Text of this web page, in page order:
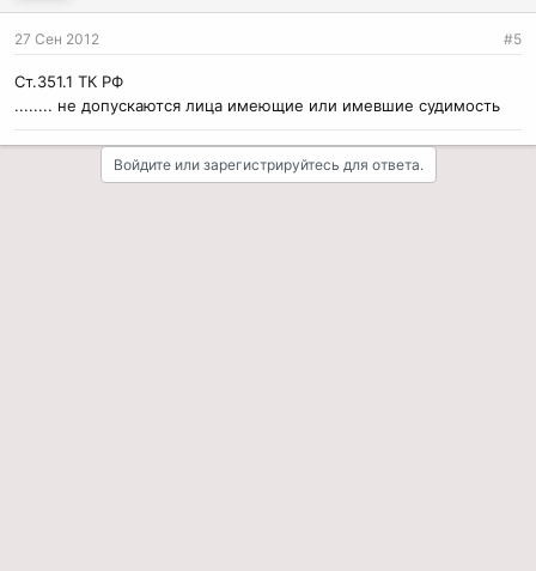
27 Сен 2012 #5
Ст.351.1 ТК РФ
........ не допускаются лица имеющие или имевшие судимость
Войдите или зарегистрируйтесь для ответа.